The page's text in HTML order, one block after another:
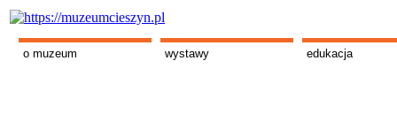
o muzeum wystawy edukacja